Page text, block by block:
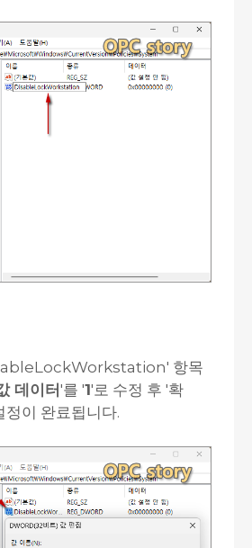
항목
데이터'를 '1'로 수정 후 '확
정이 완료됩니다.